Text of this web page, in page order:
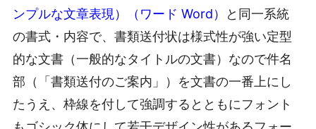
ンプルな文章表現）（ワード Word）
と同一系統
の書式・内容で、書類送付状は様式性が強い定型
的な文書（一般的なタイトルの文書）なので件名
部（「書類送付のご案内」）を文書の一番上にし
たうえ、枠線を付して強調するとともにフォント